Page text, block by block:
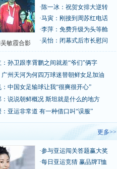
敏霞合影
·陈一冰：祝贺女排大逆转
·马寅：刚接到周苏红电话
·李萍：免费升级为头等舱
·吴怡：闭幕式后市长慰问
孙卫跟李霄鹏之间就差“爷们”俩字
广州天河为何四万球迷替朝鲜女足加油
中国女足输球让我“很爽很开心”
：说说朝鲜概况 斯坦就是什么的地方
亚运非常道 有一种借口叫“误服”
更多>>
·参与亚运闯关答题赢大奖
·每日亚运竞猜 赢品牌T恤